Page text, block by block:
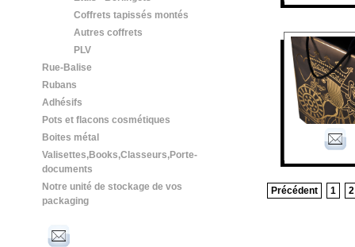
Coffrets tapissés montés
Autres coffrets
PLV
Rue-Balise
Rubans
Adhésifs
Pots et flacons cosmétiques
Boites métal
Valisettes,Books,Classeurs,Porte-
documents
Notre unité de stockage de vos
packaging
Précédent 1 2